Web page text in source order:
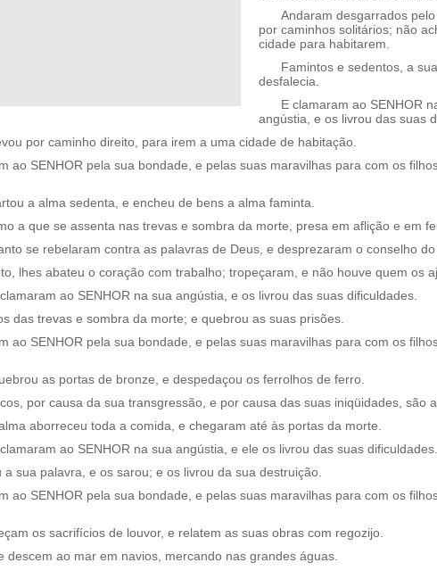
Andaram desgarrados pelo
por caminhos solitários; não
cidade para habitarem.
Famintos e sedentos, a
desfalecia.
E clamaram ao SENHOR
angústia, e os livrou das suas
por caminho direito, para irem a uma cidade de habitação.
ao SENHOR pela sua bondade, e pelas suas maravilhas para com os
a alma sedenta, e encheu de bens a alma faminta.
a que se assenta nas trevas e sombra da morte, presa em aflição e em
se rebelaram contra as palavras de Deus, e desprezaram o conselho do
lhes abateu o coração com trabalho; tropeçaram, e não houve quem os
ao SENHOR na sua angústia, e os livrou das suas dificuldades.
das trevas e sombra da morte; e quebrou as suas prisões.
ao SENHOR pela sua bondade, e pelas suas maravilhas para com os
as portas de bronze, e despedaçou os ferrolhos de ferro.
por causa da sua transgressão, e por causa das suas iniqüidades, são
aborreceu toda a comida, e chegaram até às portas da morte.
ao SENHOR na sua angústia, e ele os livrou das suas dificuldades.
a sua palavra, e os sarou; e os livrou da sua destruição.
ao SENHOR pela sua bondade, e pelas suas maravilhas para com os
os sacrifícios de louvor, e relatem as suas obras com regozijo.
descem ao mar em navios, mercando nas grandes águas.